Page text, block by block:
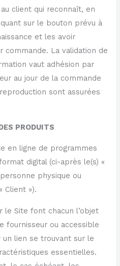
client qui reconnaît, en
sur le bouton prévu à
et les avoir
commande. La validation de
vaut adhésion par
au jour de la commande
sont assurées
PRODUITS
en ligne de programmes
digital (ci-après le(s) «
physique ou
Client »).
le Site font chacun l’objet
fournisseur ou accessible
lien se trouvant sur le
essentielles.